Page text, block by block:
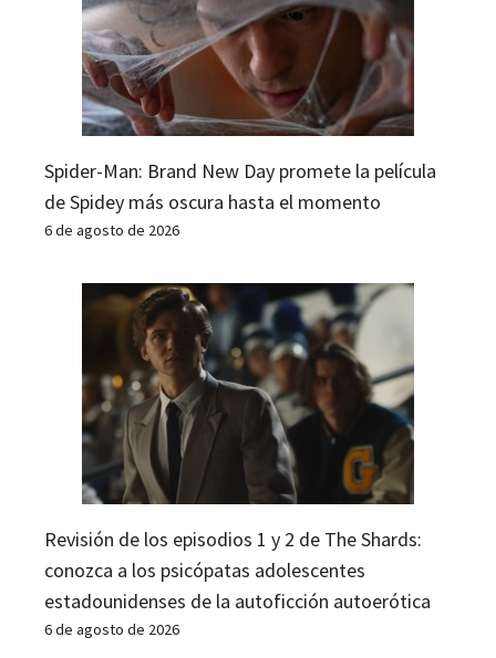
Spider-Man: Brand New Day promete la película
de Spidey más oscura hasta el momento
6 de agosto de 2026
Revisión de los episodios 1 y 2 de The Shards:
conozca a los psicópatas adolescentes
estadounidenses de la autoficción autoerótica
6 de agosto de 2026